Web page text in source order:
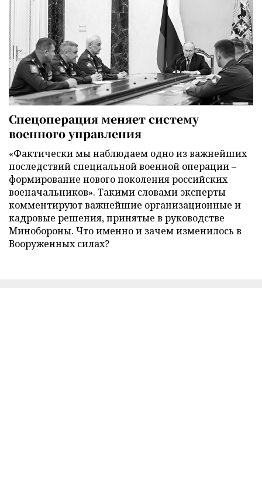
Спецоперация меняет систему
военного управления
«Фактически мы наблюдаем одно из важнейших
последствий специальной военной операции –
формирование нового поколения российских
военачальников». Такими словами эксперты
комментируют важнейшие организационные и
кадровые решения, принятые в руководстве
Минобороны. Что именно и зачем изменилось в
Вооруженных силах?